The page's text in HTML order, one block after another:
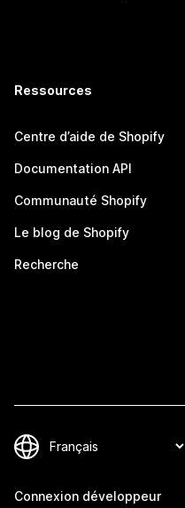
Ressources
Centre d’aide de Shopify
Documentation API
Communauté Shopify
Le blog de Shopify
Recherche
Connexion développeur